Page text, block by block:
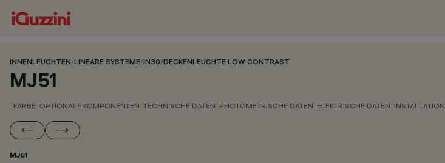
INNENLEUCHTEN/LINEARE SYSTEME/IN30/DECKENLEUCHTE LOW CONTRAST
MJ51
FARBE OPTIONALE KOMPONENTEN TECHNISCHE DATEN PHOTOMETRISCHE DATEN ELEKTRISCHE DATEN INSTALLATION
MJ51